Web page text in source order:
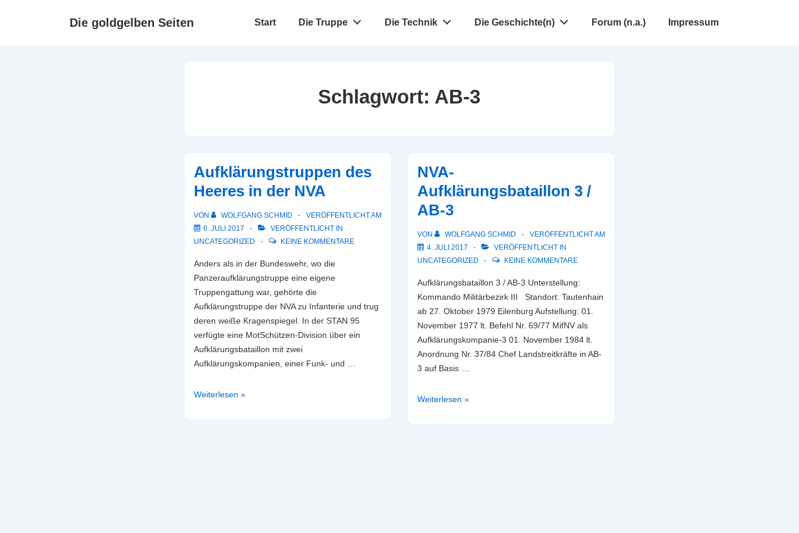
Die goldgelben Seiten Start Die Truppe Die Technik Die Geschichte(n) Forum (n.a.) Impressum
Schlagwort: AB-3
Aufklärungstruppen des
Heeres in der NVA
VON WOLFGANG SCHMID
VERÖFFENTLICHT AM
6. JULI 2017
VERÖFFENTLICHT IN
UNCATEGORIZED
KEINE KOMMENTARE
Anders als in der Bundeswehr, wo die
Panzeraufklärungstruppe eine eigene
Truppengattung war, gehörte die
Aufklärungstruppe der NVA zu Infanterie und trug
deren weiße Kragenspiegel. In der STAN 95
verfügte eine MotSchützen-Division über ein
Aufklärungsbataillon mit zwei
Aufklärungskompanien, einer Funk- und …
Aufklärungstruppen
Weiterlesen »
NVA-
Aufklärungsbataillon 3 /
AB-3
VON WOLFGANG SCHMID
VERÖFFENTLICHT AM
4. JULI 2017
VERÖFFENTLICHT IN
UNCATEGORIZED
KEINE KOMMENTARE
Aufklärungsbataillon 3 / AB-3 Unterstellung:
Kommando Militärbezirk III Standort: Tautenhain
ab 27. Oktober 1979 Eilenburg Aufstellung: 01.
November 1977 lt. Befehl Nr. 69/77 MifNV als
Aufklärungskompanie-3 01. November 1984 lt.
Anordnung Nr. 37/84 Chef Landstreitkräfte in AB-
3 auf Basis …
NVA-
Weiterlesen »